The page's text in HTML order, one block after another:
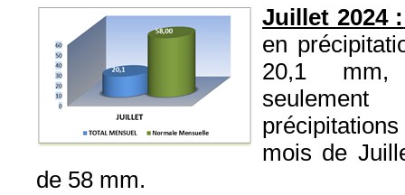
Juillet 2024 :
en
20,1 mm,
mois de
de 58 mm.